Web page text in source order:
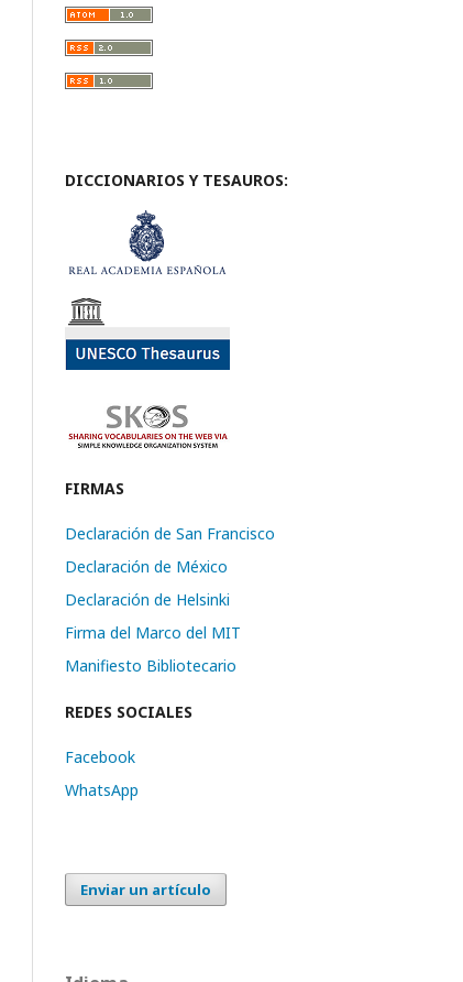
DICCIONARIOS Y TESAUROS:
FIRMAS
Declaración de San Francisco
Declaración de México
Declaración de Helsinki
Firma del Marco del MIT
Manifiesto Bibliotecario
REDES SOCIALES
Facebook
WhatsApp
Enviar un artículo